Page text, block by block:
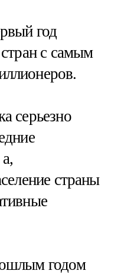
год
с самым
серьезно
страны
годом